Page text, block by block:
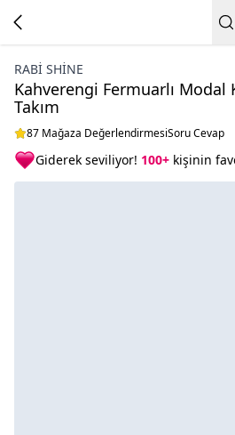
RABI SHINE
Kahverengi Fermuarlı Modal
Takım
87 Mağaza DeğerlendirmesiSoru Cevap
Giderek seviliyor! 100+ kişinin